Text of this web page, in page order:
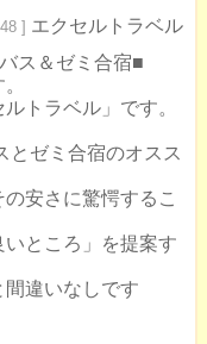
] エクセルトラベル
ス＆ゼミ合宿■
トラベル」です。
とゼミ合宿のオスス
安さに驚愕するこ
いところ」を提案す
違いなしです